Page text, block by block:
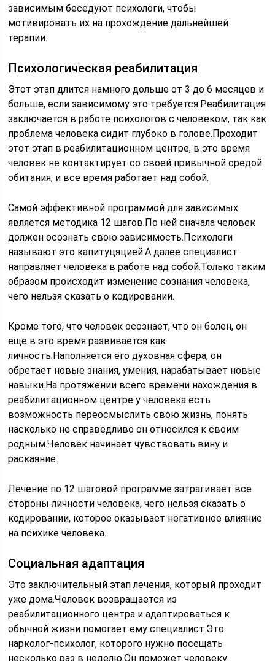
зависимым беседуют психологи, чтобы
мотивировать их на прохождение дальнейшей
терапии.
Психологическая реабилитация
Этот этап длится намного дольше от 3 до 6 месяцев и
больше, если зависимому это требуется.Реабилитация
заключается в работе психологов с человеком, так как
проблема человека сидит глубоко в голове.Проходит
этот этап в реабилитационном центре, в это время
человек не контактирует со своей привычной средой
обитания, и все время работает над собой.
Самой эффективной программой для зависимых
является методика 12 шагов.По ней сначала человек
должен осознать свою зависимость.Психологи
называют это капитуцяцией.А далее специалист
направляет человека в работе над собой.Только таким
образом происходит изменение сознания человека,
чего нельзя сказать о кодировании.
Кроме того, что человек осознает, что он болен, он
еще в это время развивается как
личность.Наполняется его духовная сфера, он
обретает новые знания, умения, нарабатывает новые
навыки.На протяжении всего времени нахождения в
реабилитационном центре у человека есть
возможность переосмыслить свою жизнь, понять
насколько не справедливо он относился к своим
родным.Человек начинает чувствовать вину и
раскаяние.
Лечение по 12 шаговой программе затрагивает все
стороны личности человека, чего нельзя сказать о
кодировании, которое оказывает негативное влияние
на психике человека.
Социальная адаптация
Это заключительный этап лечения, который проходит
уже дома.Человек возвращается из
реабилитационного центра и адаптироваться к
обычной жизни помогает ему специалист.Это
нарколог-психолог, которого нужно посещать
несколько раз в неделю.Он поможет человеку